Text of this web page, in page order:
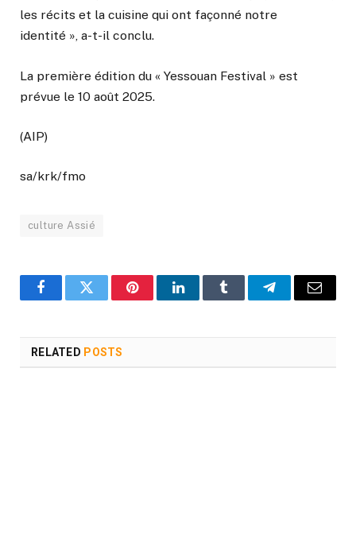
les récits et la cuisine qui ont façonné notre
identité », a-t-il conclu.
La première édition du « Yessouan Festival » est
prévue le 10 août 2025.
(AIP)
sa/krk/fmo
culture Assié
FacebookTwitter PinterestLinkedInTumblr TelegramEmail
RELATED POSTS